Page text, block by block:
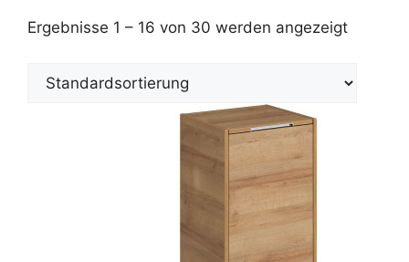
Ergebnisse 1 – 16 von 30 werden angezeigt